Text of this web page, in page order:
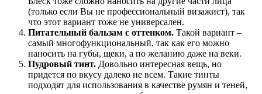
(только если Вы не профессиональный визажист), так
что этот вариант тоже не универсален.
Питательный бальзам с оттенком. Такой вариант –
самый многофункциональный, так как его можно
наносить на губы, щеки, а по желанию даже на веки.
Пудровый тинт. Довольно интересная вещь, но
придется по вкусу далеко не всем. Такие тинты
подходят для использования в качестве румян и теней,